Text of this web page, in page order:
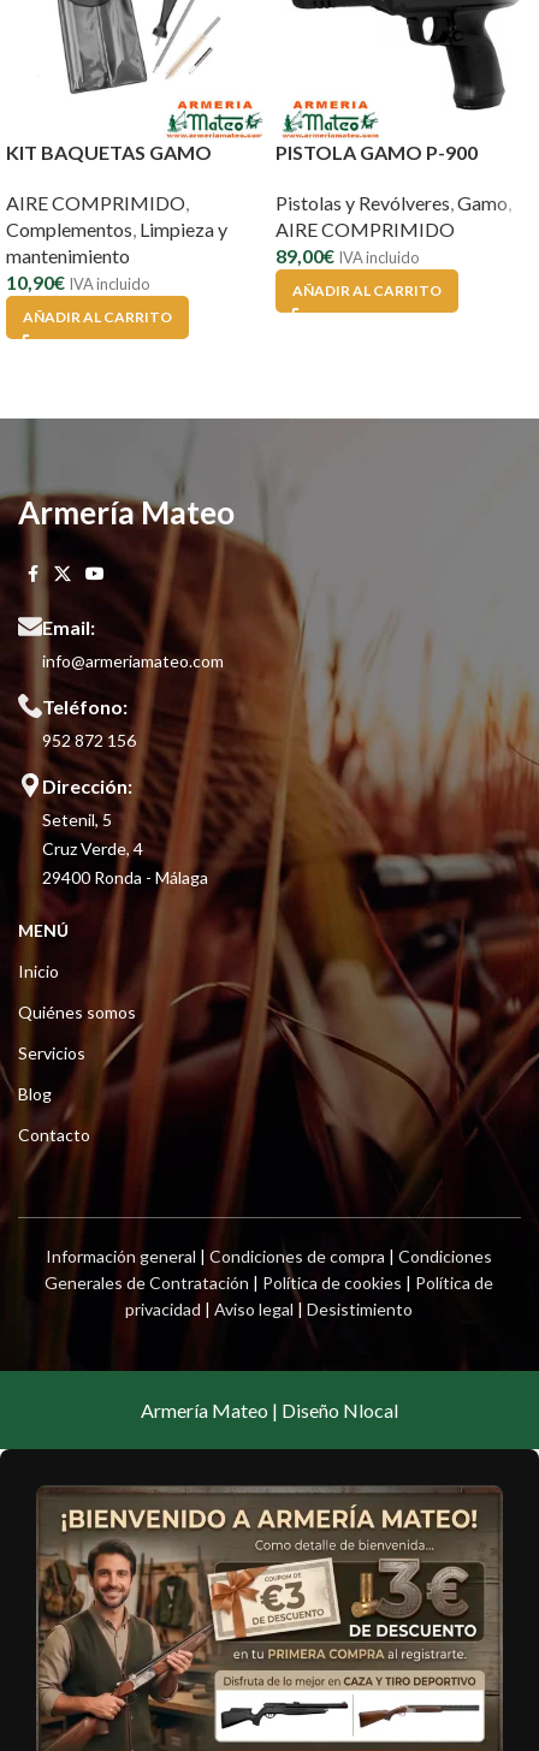
KIT BAQUETAS GAMO
AIRE COMPRIMIDO
Complementos Limpieza y
mantenimiento
10,90€ IVA incluido
AÑADIR AL CARRITO
PISTOLA GAMO P-900
Pistolas y Revólveres Gamo
AIRE COMPRIMIDO
89,00€ IVA incluido
AÑADIR AL CARRITO
Armería Mateo
Email:
info@armeriamateo.com
Teléfono:
952 872 156
Dirección:
Setenil, 5
Cruz Verde, 4
29400 Ronda - Málaga
MENÚ
Inicio
Quiénes somos
Servicios
Blog
Contacto
Información general |Condiciones de compra |Condiciones
Generales de Contratación | Política de cookies | Política de
privacidad |Aviso legal |Desistimiento
Armería Mateo | Diseño Nlocal